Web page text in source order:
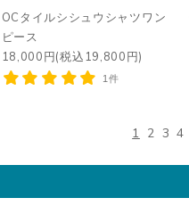
OCタイルシシュウシャツワン
ピース
18,000円(税込19,800円)
1件
1 2 3 4